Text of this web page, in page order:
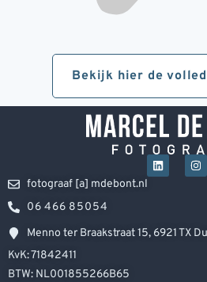
Bekijk hier de
fotograaf [a] mdebont.nl
06 466 85054
Menno ter Braakstraat 15, 6921 TX
KvK: 71842411
BTW: NL001855266B65